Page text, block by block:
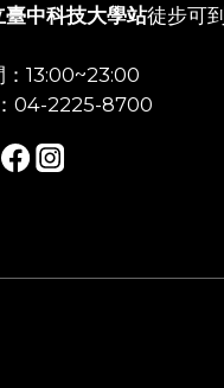
臺中科技大學站徒步可到
：13:00~23:00
04-2225-8700